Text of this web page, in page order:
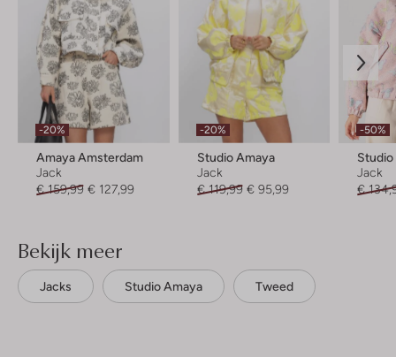
-20%
Amaya Amsterdam
Jack
€ 159,99 € 127,99
-20%
Studio Amaya
Jack
€ 119,99 € 95,99
-50%
Jack
€
Bekijk meer
Jacks Studio Amaya Tweed